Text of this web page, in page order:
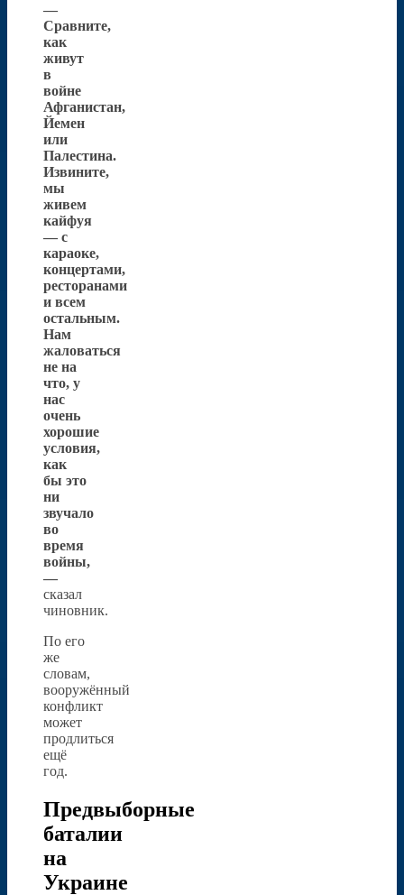
—
Сравните,
как
живут
в
войне
Афганистан,
Йемен
или
Палестина.
Извините,
мы
живем
кайфуя
— с
караоке,
концертами,
ресторанами
и всем
остальным.
Нам
жаловаться
не на
что, у
нас
очень
хорошие
условия,
как
бы это
ни
звучало
во
время
войны,
—
сказал
чиновник.
По его
же
словам,
вооружённый
конфликт
может
продлиться
ещё
год.
Предвыборные
баталии
на
Украине